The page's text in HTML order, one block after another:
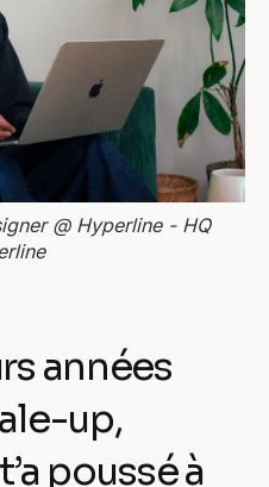
@ Hyperline - HQ
années
up,
poussé à